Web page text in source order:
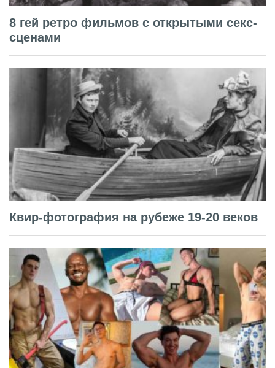
8 гей ретро фильмов с открытыми секс-
сценами
Квир-фотография на рубеже 19-20 веков